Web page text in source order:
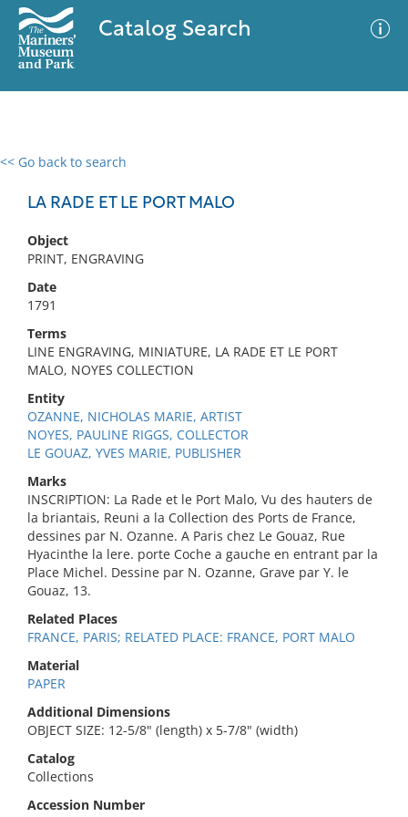
Catalog Search
<< Go back to search
LA RADE ET LE PORT MALO
Object
PRINT, ENGRAVING
Date
1791
Terms
LINE ENGRAVING, MINIATURE, LA RADE ET LE PORT
MALO, NOYES COLLECTION
Entity
OZANNE, NICHOLAS MARIE, ARTIST
NOYES, PAULINE RIGGS, COLLECTOR
LE GOUAZ, YVES MARIE, PUBLISHER
Marks
INSCRIPTION: La Rade et le Port Malo, Vu des hauters de
la briantais, Reuni a la Collection des Ports de France,
dessines par N. Ozanne. A Paris chez Le Gouaz, Rue
Hyacinthe la lere. porte Coche a gauche en entrant par la
Place Michel. Dessine par N. Ozanne, Grave par Y. le
Gouaz, 13.
Related Places
FRANCE, PARIS; RELATED PLACE: FRANCE, PORT MALO
Material
PAPER
Additional Dimensions
OBJECT SIZE: 12-5/8" (length) x 5-7/8" (width)
Catalog
Collections
Accession Number
0 results